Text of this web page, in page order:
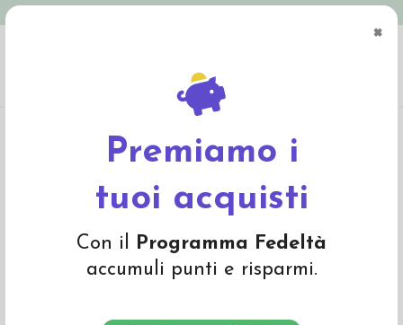
×
Premiamo i
tuoi acquisti
Con il Programma Fedeltà
accumuli punti e risparmi.